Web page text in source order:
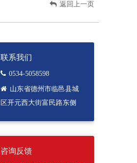
返回上一页
联系我们
0534-5058598
山东省德州市临邑县城
区开元西大街富民路东侧
咨询反馈